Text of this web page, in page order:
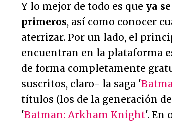
Y lo mejor de todo es que ya
primeros, así como conocer
aterrizar. Por un lado, el
encuentran en la plataforma
de forma completamente
suscritos, claro- la saga '
títulos (los de la generación
'Batman: Arkham Knight'. En